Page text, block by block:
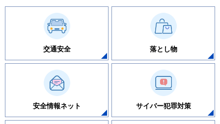
交通安全 落とし物
安全情報ネット サイバー犯罪対策